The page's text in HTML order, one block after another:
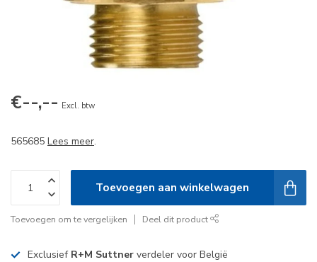
€--,-- Excl. btw
565685 Lees meer.
Toevoegen aan winkelwagen
Toevoegen om te vergelijken Deel dit product
Exclusief R+M Suttner verdeler voor België